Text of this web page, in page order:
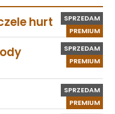
PREMIUM
SPRZEDAM
hurt
PREMIUM
SPRZEDAM
PREMIUM
SPRZEDAM